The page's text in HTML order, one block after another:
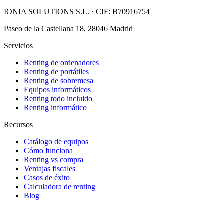
IONIA SOLUTIONS S.L. · CIF: B70916754
Paseo de la Castellana 18, 28046 Madrid
Servicios
Renting de ordenadores
Renting de portátiles
Renting de sobremesa
Equipos informáticos
Renting todo incluido
Renting informático
Recursos
Catálogo de equipos
Cómo funciona
Renting vs compra
Ventajas fiscales
Casos de éxito
Calculadora de renting
Blog